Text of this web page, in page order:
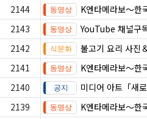
2144
K엔타메라보～한
2143
YouTube 채널구
2142
불고기 요리 사진
2141
K엔타메라보～한
2140
미디어 아트「새
2139
K엔타메라보～한